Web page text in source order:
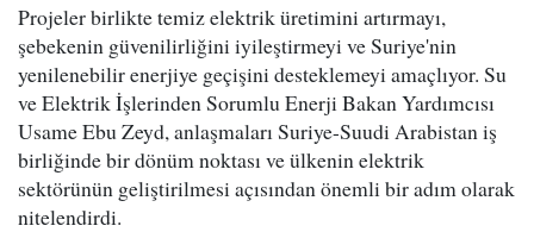
Projeler birlikte temiz elektrik üretimini artırmayı,
şebekenin güvenilirliğini iyileştirmeyi ve Suriye'nin
yenilenebilir enerjiye geçişini desteklemeyi amaçlıyor. Su
ve Elektrik İşlerinden Sorumlu Enerji Bakan Yardımcısı
Usame Ebu Zeyd, anlaşmaları Suriye-Suudi Arabistan iş
birliğinde bir dönüm noktası ve ülkenin elektrik
sektörünün geliştirilmesi açısından önemli bir adım olarak
nitelendirdi.